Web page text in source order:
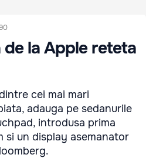
la Apple reteta
cei mai mari
adauga pe sedanurile
introdusa prima
si un display asemanator